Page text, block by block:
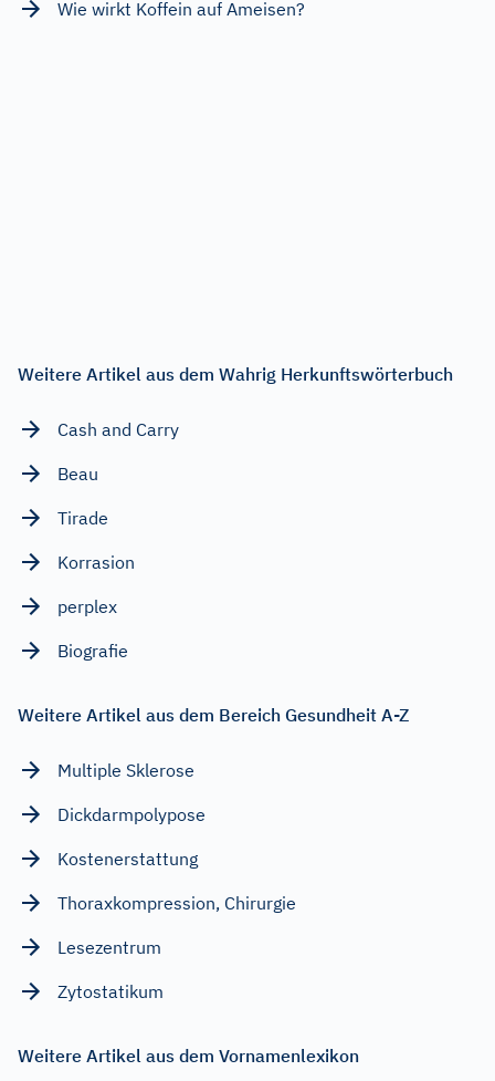
Wie wirkt Koffein auf Ameisen?
Weitere Artikel aus dem Wahrig Herkunftswörterbuch
Cash and Carry
Beau
Tirade
Korrasion
perplex
Biografie
Weitere Artikel aus dem Bereich Gesundheit A-Z
Multiple Sklerose
Dickdarmpolypose
Kostenerstattung
Thoraxkompression, Chirurgie
Lesezentrum
Zytostatikum
Weitere Artikel aus dem Vornamenlexikon